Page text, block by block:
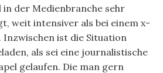
der Medienbranche sehr
weit intensiver als bei einem x-
ist die Situation
als sei eine journalistische
gelaufen. Die man gern